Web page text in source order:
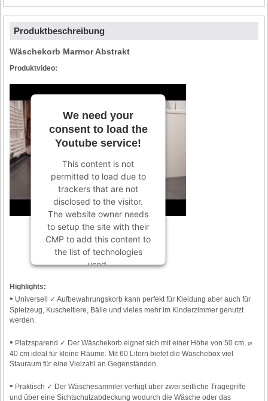
Produktbeschreibung
Wäschekorb Marmor Abstrakt
Produktvideo:
We need your
consent to load the
Youtube service!
This content is not
permitted to load due to
trackers that are not
disclosed to the visitor.
The website owner needs
to setup the site with their
CMP to add this content to
the list of technologies
used.
Consent Management
Platform
Highlights:
• Universell ✓ Aufbewahrungskorb kann perfekt für Kleidung aber auch für
Spielzeug, Kuscheltiere, Bälle und vieles mehr im Kinderzimmer genutzt
werden.
• Platzsparend ✓ Der Wäschekorb eignet sich mit einer Höhe von 50 cm, ⌀
40 cm ideal für kleine Räume. Mit 60 Litern bietet die Wäschebox viel
Stauraum für eine Vielzahl an Gegenständen.
• Praktisch ✓ Der Wäschesammler verfügt über zwei seitliche Tragegriffe
und über eine Sichtschutzabdeckung wodurch die Wäsche oder das